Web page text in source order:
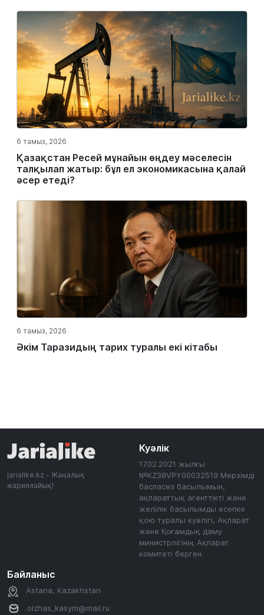
6 тамыз, 2026
Қазақстан Ресей мұнайын өңдеу мәселесін
талқылап жатыр: бұл ел экономикасына қалай
әсер етеді?
6 тамыз, 2026
Әкім Таразидың тарих туралы екі кітабы
jarialike.kz - Жаңалық
жариялайық!
Куәлік
17.02.2021 жылғы
№KZ38VPY00032519 Мерзімді
баспасөз басылымын,
ақпараттық агенттікті және
желілік басылымды есепке
қою туралы куәлігі, Ақпарат
және Қоғамдық даму
министрлігінің Ақпарат
комитеті берген.
Байланыс
Astana, Kazakhstan
olzhas_kasym@mail.ru